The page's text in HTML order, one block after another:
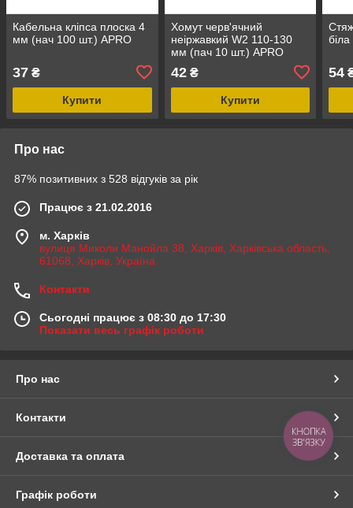
Кабельна кліпса плоска 4
мм (нач 100 шт.) APRO
37 ₴
Купити
Хомут черв'ячний
неіржавкий W2 110-130
мм (пач 10 шт.) APRO
42₴
Купити
54
Про нас
87% позитивних з 528 відгуків за рік
Працює з 21.02.2016
м. Харків
вулиця Миколи Манойла 38, Харків, Харківська область,
61068, Харків, Україна
Контакти
Сьогодні працює з 08:30 до 17:30
Показати весь графік роботи
Про нас
Контакти
Доставка та оплата
Графік роботи
КНОПКА
ЗВ'ЯЗКУ